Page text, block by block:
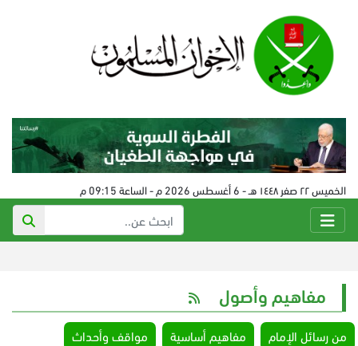
الخميس ٢٢ صفر ١٤٤٨ هـ - 6 أغسطس 2026 م - الساعة 09:15 م
مفاهيم وأصول
من رسائل الإمام مفاهيم أساسية مواقف وأحداث